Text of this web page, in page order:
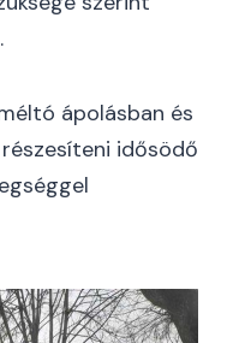
ápolásban és
idősödő